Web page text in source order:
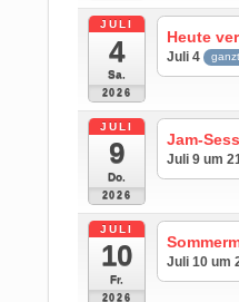
JULI
4
Sa.
2026
Heute
Juli 4
JULI
9
Do.
2026
Jam-
Juli 9 um
JULI
10
Fr.
2026
Juli 10 um